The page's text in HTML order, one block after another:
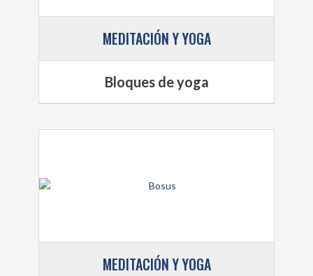
MEDITACIÓN Y YOGA
Bloques de yoga
MEDITACIÓN Y YOGA